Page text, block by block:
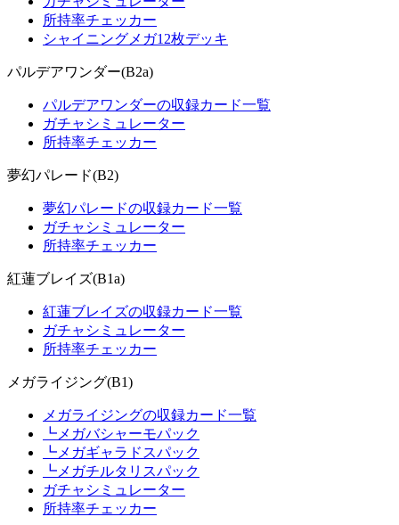
所持率チェッカー
シャイニングメガ12枚デッキ
パルデアワンダー(B2a)
パルデアワンダーの収録カード一覧
ガチャシミュレーター
所持率チェッカー
夢幻パレード(B2)
夢幻パレードの収録カード一覧
ガチャシミュレーター
所持率チェッカー
紅蓮ブレイズ(B1a)
紅蓮ブレイズの収録カード一覧
ガチャシミュレーター
所持率チェッカー
メガライジング(B1)
メガライジングの収録カード一覧
┗メガバシャーモパック
┗メガギャラドスパック
┗メガチルタリスパック
ガチャシミュレーター
所持率チェッカー